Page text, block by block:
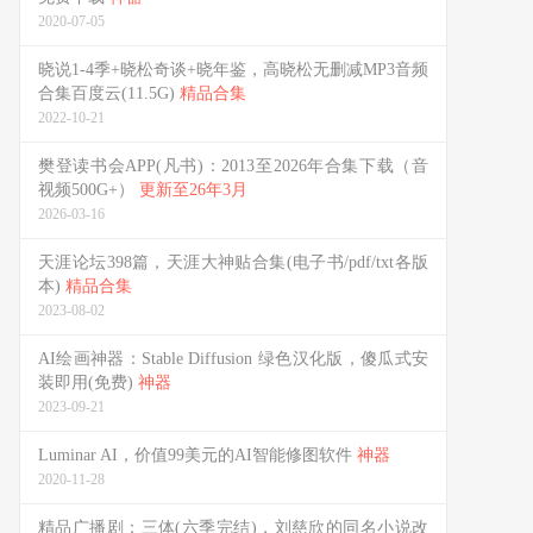
2020-07-05
晓说1-4季+晓松奇谈+晓年鉴，高晓松无删减MP3音频
合集百度云(11.5G) 精品合集
2022-10-21
樊登读书会APP(凡书)：2013至2026年合集下载（音
视频500G+） 更新至26年3月
2026-03-16
天涯论坛398篇，天涯大神贴合集(电子书/pdf/txt各版
本) 精品合集
2023-08-02
AI绘画神器：Stable Diffusion 绿色汉化版，傻瓜式安
装即用(免费) 神器
2023-09-21
Luminar AI，价值99美元的AI智能修图软件 神器
2020-11-28
精品广播剧：三体(六季完结)，刘慈欣的同名小说改